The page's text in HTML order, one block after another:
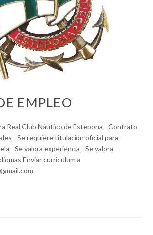
EMPLEO
Real Club Náutico de Estepona - Contrato
- Se requiere titulación oficial para
- Se valora experiencia - Se valora
Enviar curriculum a